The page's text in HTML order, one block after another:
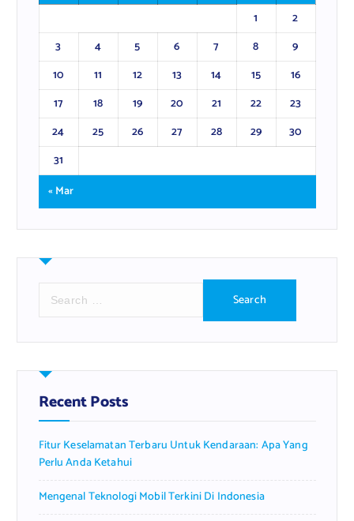
1
2
3
4 5 6 7 8
9
10
11 12 13 14 15
16
17
18 19 20 21 22
23
24
25 26 27 28 29
30
31
« Mar
r
h
f
o
:
Recent Posts
Fitur Keselamatan Terbaru Untuk Kendaraan: Apa Yang
Perlu Anda Ketahui
Mengenal Teknologi Mobil Terkini Di Indonesia